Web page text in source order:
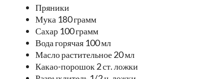
Пряники
Мука 180 грамм
Сахар 100 грамм
Вода горячая 100 мл
Масло растительное 20 мл
Какао-порошок 2 ст. ложки